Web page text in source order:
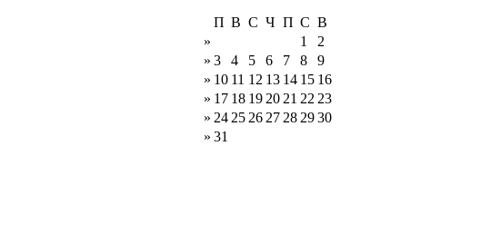
П В С Ч П С В
»
1
2
» 3 4 5 6 7 8
9
» 10 11 12 13 14 15 16
» 17 18 19 20 21 22 23
» 24 25 26 27 28 2930
» 31